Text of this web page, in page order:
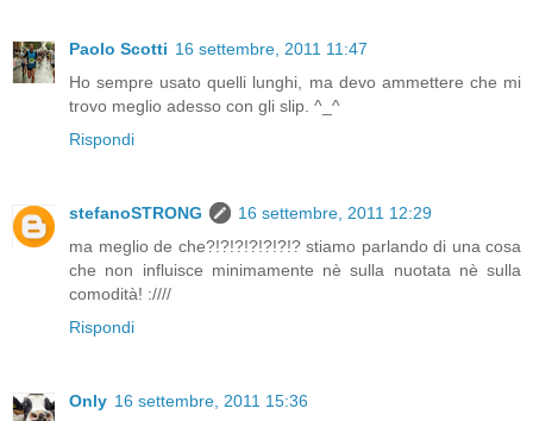
Paolo Scotti 16 settembre, 2011 11:47
Ho sempre usato quelli lunghi, ma devo ammettere che mi
trovo meglio adesso con gli slip. ^_^
Rispondi
stefanoSTRONG
16 settembre, 2011 12:29
ma meglio de che?!?!?!?!?!?!? stiamo parlando di una cosa
che non influisce minimamente nè sulla nuotata nè sulla
comodità! :////
Rispondi
Only 16 settembre, 2011 15:36